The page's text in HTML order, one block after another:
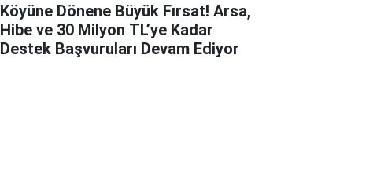
Köyüne Dönene Büyük Fırsat! Arsa,
Hibe ve 30 Milyon TL’ye Kadar
Destek Başvuruları Devam Ediyor